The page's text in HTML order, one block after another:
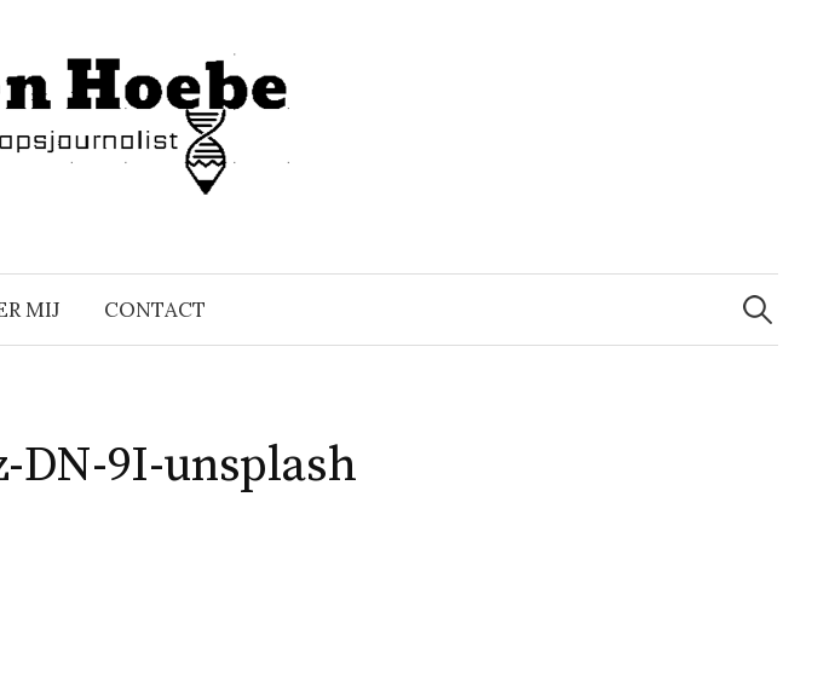
MIJ CONTACT
Zoeken
naar:
DN-9I-unsplash